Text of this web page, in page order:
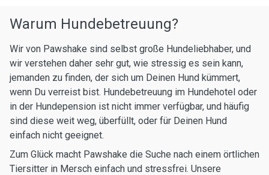
Warum Hundebetreuung?
Wir von Pawshake sind selbst große Hundeliebhaber, und
wir verstehen daher sehr gut, wie stressig es sein kann,
jemanden zu finden, der sich um Deinen Hund kümmert,
wenn Du verreist bist. Hundebetreuung im Hundehotel oder
in der Hundepension ist nicht immer verfügbar, und häufig
sind diese weit weg, überfüllt, oder für Deinen Hund
einfach nicht geeignet.
Zum Glück macht Pawshake die Suche nach einem örtlichen
Tiersitter in Mersch einfach und stressfrei. Unsere